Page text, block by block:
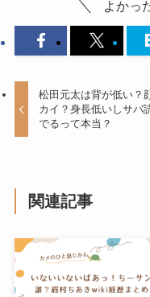
よかっ
松田元太は背が低い？
カイ？身長低いしサバ
でるって本当？
関連記事